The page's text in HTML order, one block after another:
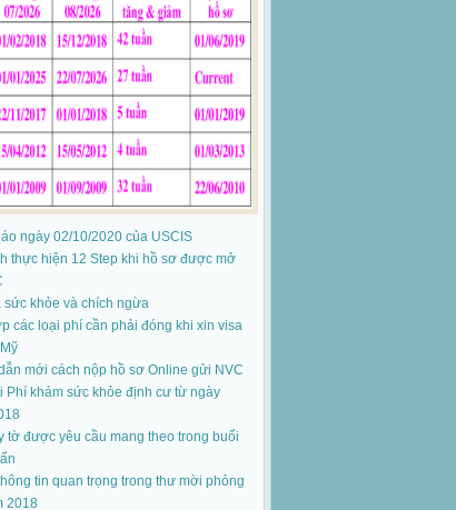
ngày 02/10/2020 của USCIS
thực hiện 12 Step khi hồ sơ được mở
sức khỏe và chích ngừa
các loại phí cần phải đóng khi xin visa
mới cách nộp hồ sơ Online gửi NVC
Phí khám sức khỏe định cư từ ngày
tờ được yêu cầu mang theo trong buổi
tin quan trọng trong thư mời phỏng
2018